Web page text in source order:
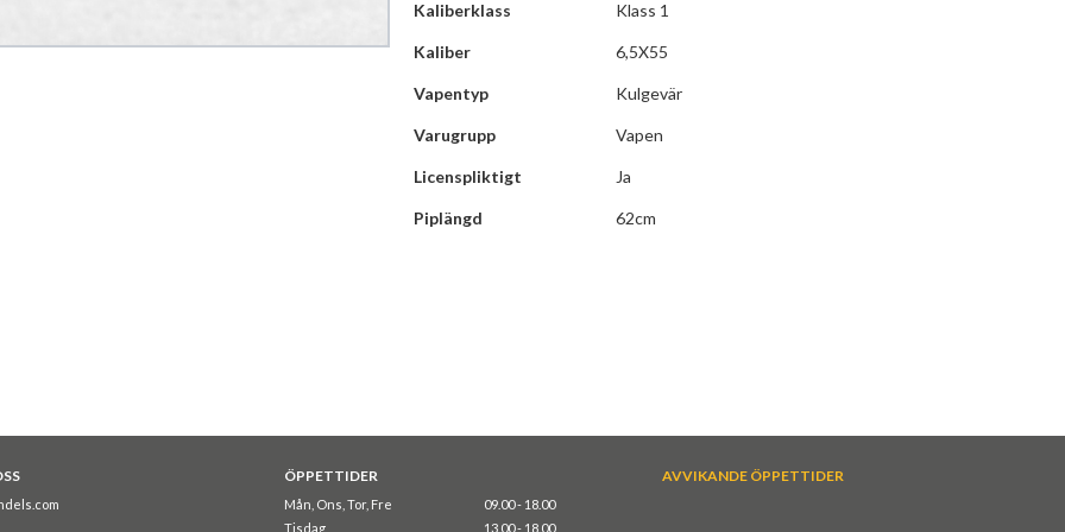
Kaliberklass Klass 1
Kaliber 6,5X55
Vapentyp Kulgevär
Varugrupp Vapen
Licenspliktigt Ja
Piplängd 62cm
ÖPPETTIDER
Mån, Ons, Tor, Fre
09.00 - 18.00
Tisdag
13.00 - 18.00
AVVIKANDE ÖPPETTIDER